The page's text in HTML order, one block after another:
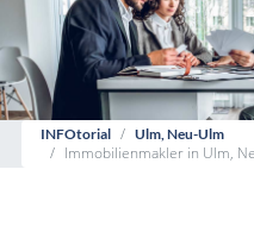
INFOtorial Ulm, Neu-Ulm
Immobilienmakler in Ulm,